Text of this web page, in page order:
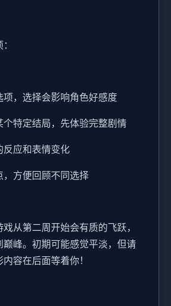
项，选择会影响角色好感度
个特定结局，先体验完整剧情
反应和表情变化
，方便回顾不同选择
从第二周开始会有质的飞跃，
巅峰。初期可能感觉平淡，但请
容在后面等着你！